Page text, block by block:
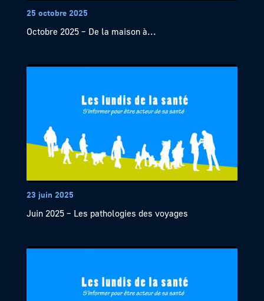
25 octobre 2025
Octobre 2025 – De la maison à...
23 juin 2025
Juin 2025 – Les pathologies des voyages